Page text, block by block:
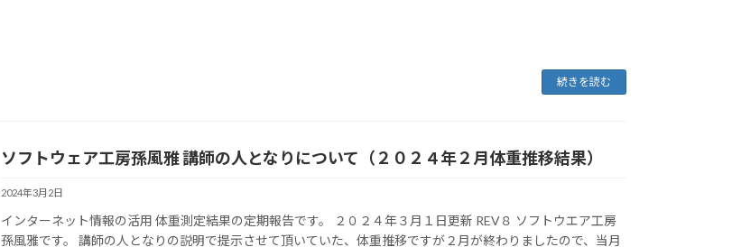
続きを読む
ソフトウェア工房孫風雅 講師の人となりについて（２０２４年２月体重推移結果）
2024年3月2日
インターネット情報の活用 体重測定結果の定期報告です。 ２０２４年３月１日更新 REV８ ソフトウエア工房
孫風雅です。 講師の人となりの説明で提示させて頂いていた、体重推移ですが２月が終わりましたので、当月